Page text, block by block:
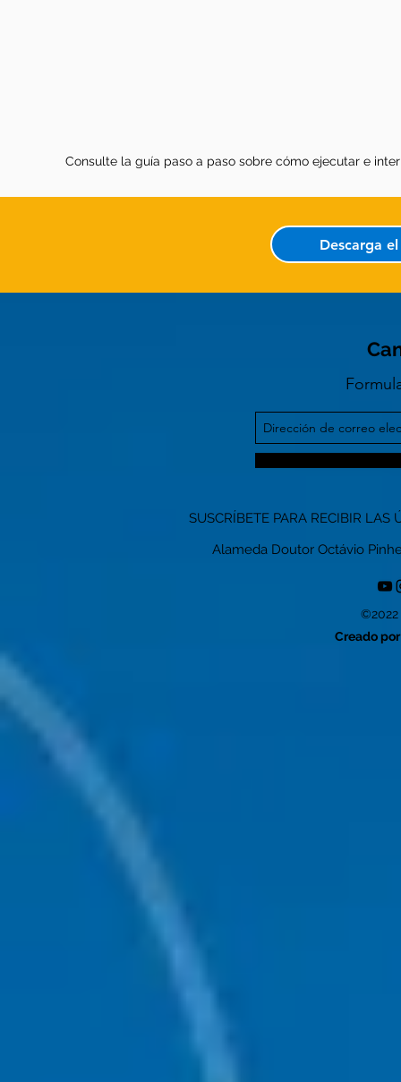
Consulte la guía paso a paso sobre cómo ejecutar e
Descarga
SUSCRÍBETE PARA RECIBIR LAS
Alameda Doutor Octávio
©2022
Creado